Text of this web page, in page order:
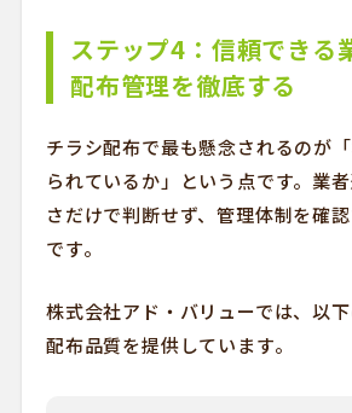
ステップ4：信頼できる
配布管理を徹底する
チラシ配布で最も懸念されるのが
られているか」という点です。業
さだけで判断せず、管理体制を確
です。
株式会社アド・バリューでは、以
配布品質を提供しています。